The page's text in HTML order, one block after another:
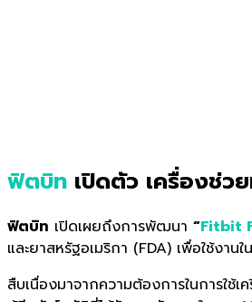
ฟิตบิท เปิดตัว เครื่องช่ว
ฟิตบิท เปิดเผยถึงการพัฒนา “Fitbit
และยาสหรัฐอเมริกา (FDA) เพื่อใช้งาน
สืบเนื่องมาจากความต้องการในการใช้